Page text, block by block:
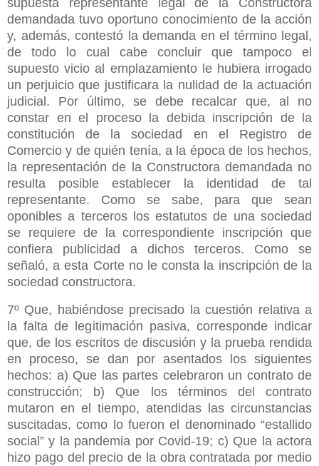
supuesta representante legal de la Constructora
demandada tuvo oportuno conocimiento de la acción
y, además, contestó la demanda en el término legal,
de todo lo cual cabe concluir que tampoco el
supuesto vicio al emplazamiento le hubiera irrogado
un perjuicio que justificara la nulidad de la actuación
judicial. Por último, se debe recalcar que, al no
constar en el proceso la debida inscripción de la
constitución de la sociedad en el Registro de
Comercio y de quién tenía, a la época de los hechos,
la representación de la Constructora demandada no
resulta posible establecer la identidad de tal
representante. Como se sabe, para que sean
oponibles a terceros los estatutos de una sociedad
se requiere de la correspondiente inscripción que
confiera publicidad a dichos terceros. Como se
señaló, a esta Corte no le consta la inscripción de la
sociedad constructora.
7º Que, habiéndose precisado la cuestión relativa a
la falta de legitimación pasiva, corresponde indicar
que, de los escritos de discusión y la prueba rendida
en proceso, se dan por asentados los siguientes
hechos: a) Que las partes celebraron un contrato de
construcción; b) Que los términos del contrato
mutaron en el tiempo, atendidas las circunstancias
suscitadas, como lo fueron el denominado “estallido
social” y la pandemia por Covid-19; c) Que la actora
hizo pago del precio de la obra contratada por medio